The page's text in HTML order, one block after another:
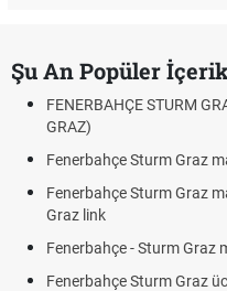
Şu An Popüler
FENERBAHÇE STURM
GRAZ)
Fenerbahçe Sturm Graz
Fenerbahçe Sturm Graz
Graz link
Fenerbahçe - Sturm Graz
Fenerbahçe Sturm Graz